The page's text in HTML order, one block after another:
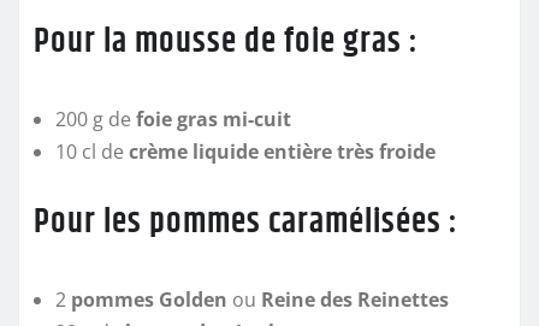
Pour la mousse de foie gras :
200 g de foie gras mi-cuit
10 cl de crème liquide entière très froide
Pour les pommes caramélisées :
2 pommes Golden ou Reine des Reinettes